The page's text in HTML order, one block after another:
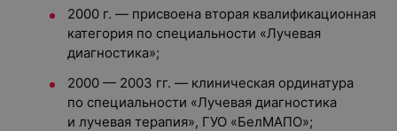
2000 г. — присвоена вторая квалификационная
категория по специальности «Лучевая
диагностика»;
2000 — 2003 гг. — клиническая ординатура
по специальности «Лучевая диагностика
и лучевая терапия», ГУО «БелМАПО»;